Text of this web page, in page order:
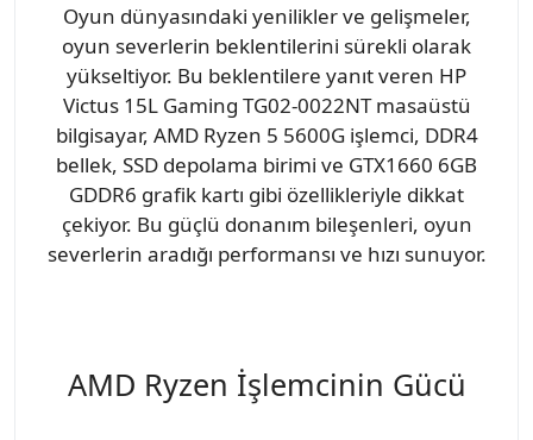
Oyun dünyasındaki yenilikler ve gelişmeler,
oyun severlerin beklentilerini sürekli olarak
yükseltiyor. Bu beklentilere yanıt veren HP
Victus 15L Gaming TG02-0022NT masaüstü
bilgisayar, AMD Ryzen 5 5600G işlemci, DDR4
bellek, SSD depolama birimi ve GTX1660 6GB
GDDR6 grafik kartı gibi özellikleriyle dikkat
çekiyor. Bu güçlü donanım bileşenleri, oyun
severlerin aradığı performansı ve hızı sunuyor.
AMD Ryzen İşlemcinin Gücü